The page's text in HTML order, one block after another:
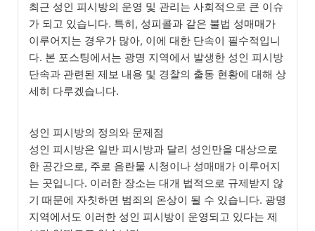
최근 성인 피시방의 운영 및 관리는 사회적으로 큰 이슈
가 되고 있습니다. 특히, 성피콜과 같은 불법 성매매가
이루어지는 경우가 많아, 이에 대한 단속이 필수적입니
다. 본 포스팅에서는 광명 지역에서 발생한 성인 피시방
단속과 관련된 제보 내용 및 경찰의 출동 현황에 대해 상
세히 다루겠습니다.
성인 피시방의 정의와 문제점
성인 피시방은 일반 피시방과 달리 성인만을 대상으로
한 공간으로, 주로 음란물 시청이나 성매매가 이루어지
는 곳입니다. 이러한 장소는 대개 법적으로 규제받지 않
기 때문에 자칫하면 범죄의 온상이 될 수 있습니다. 광명
지역에서도 이러한 성인 피시방이 운영되고 있다는 제